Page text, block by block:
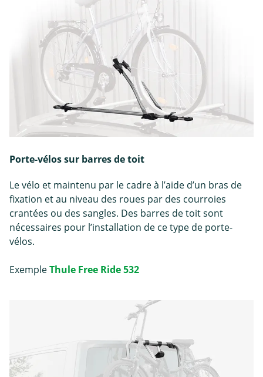
Porte-vélos sur barres de toit
Le vélo et maintenu par le cadre à l’aide d’un bras de
fixation et au niveau des roues par des courroies
crantées ou des sangles. Des barres de toit sont
nécessaires pour l’installation de ce type de porte-
vélos.
ExempleThule Free Ride 532